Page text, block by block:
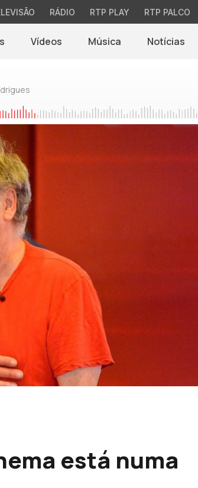
RÁDIO RTP PLAY RTP PALCO
Vídeos Música Notícias
(abre
está numa